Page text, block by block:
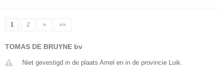
1 2 » »»
TOMAS DE BRUYNE bv
Niet gevestigd in de plaats Amel en in de provincie Luik.